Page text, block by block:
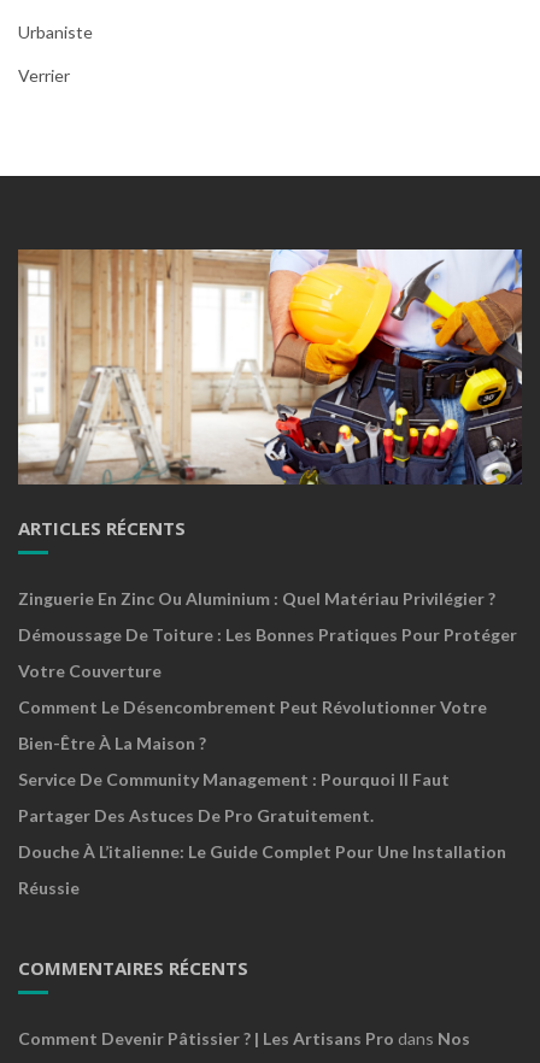
Urbaniste
Verrier
ARTICLES RÉCENTS
Zinguerie En Zinc Ou Aluminium : Quel Matériau Privilégier ?
Démoussage De Toiture : Les Bonnes Pratiques Pour Protéger
Votre Couverture
Comment Le Désencombrement Peut Révolutionner Votre
Bien-Être À La Maison ?
Service De Community Management : Pourquoi Il Faut
Partager Des Astuces De Pro Gratuitement.
Douche À L’italienne: Le Guide Complet Pour Une Installation
Réussie
COMMENTAIRES RÉCENTS
Comment Devenir Pâtissier ? | Les Artisans Pro dans Nos